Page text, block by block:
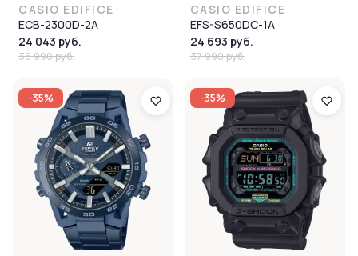
CASIO EDIFICE
ECB-2300D-2A
24 043 руб.
36 990 руб.
CASIO EDIFICE
EFS-S650DC-1A
24 693 руб.
37 990 руб.
-35% -35%